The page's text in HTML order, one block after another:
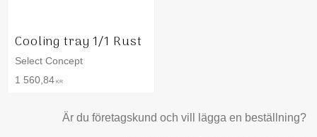
Cooling tray 1/1 Rust
Select Concept
1 560,84 KR
Är du företagskund och vill lägga en beställning?